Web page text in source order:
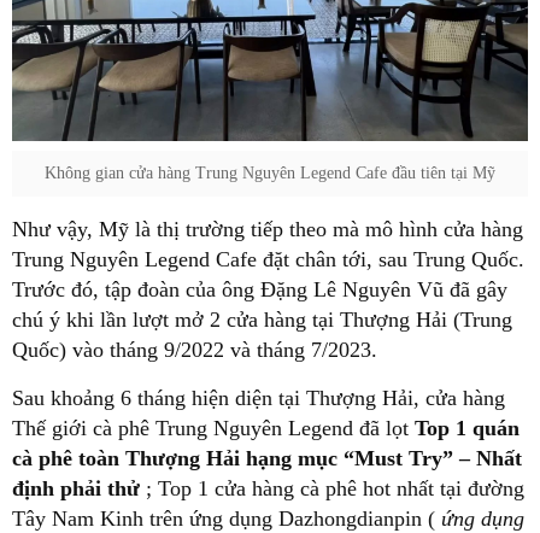
Không gian cửa hàng Trung Nguyên Legend Cafe đầu tiên tại Mỹ
Như vậy, Mỹ là thị trường tiếp theo mà mô hình cửa hàng
Trung Nguyên Legend Cafe đặt chân tới, sau Trung Quốc.
Trước đó, tập đoàn của ông Đặng Lê Nguyên Vũ đã gây
chú ý khi lần lượt mở 2 cửa hàng tại Thượng Hải (Trung
Quốc) vào tháng 9/2022 và tháng 7/2023.
Sau khoảng 6 tháng hiện diện tại Thượng Hải, cửa hàng
Thế giới cà phê Trung Nguyên Legend đã lọt Top 1 quán
cà phê toàn Thượng Hải hạng mục “Must Try” – Nhất
định phải thử ; Top 1 cửa hàng cà phê hot nhất tại đường
Tây Nam Kinh trên ứng dụng Dazhongdianpin ( ứng dụng